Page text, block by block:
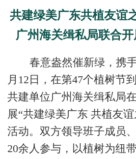
共建绿美广东共植友
广州海关缉私局联合
春意盎然催新绿，携
月12日，在第47个植树节
共建单位广州海关缉私局
展“共建绿美广东 共植友
活动。双方领导班子成员
20余人参与，以植树为纽